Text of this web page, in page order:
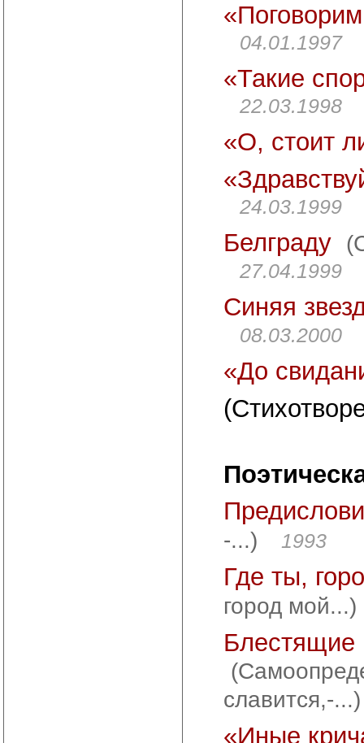
04.01.1997
«Такие
22.03.1998
«О, стоит
24.03.1999
Белграду
27.04.1999
Синяя
08.03.2000
«До
-...) 1993
Где ты,
город мой...)
Блестящие
славится,-...)
«Иные